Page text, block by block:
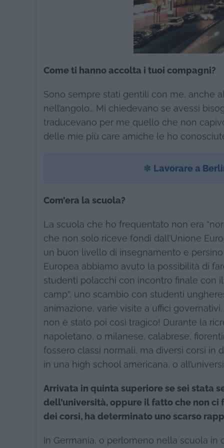
Come ti hanno accolta i tuoi compagni?
Sono sempre stati gentili con me, anche
nell’angolo… Mi chiedevano se avessi
traducevano per me quello che non
delle mie più care amiche le ho
✽ Lavorare a
Com’era la scuola?
La scuola che ho frequentato non era
che non solo riceve fondi dall’Unione
un buon livello di insegnamento e
Europea abbiamo avuto la possibilità di
studenti polacchi con incontro finale con
camp”, uno scambio con studenti
animazione, varie visite a uffici
non è stato poi così tragico! Durante la
napoletano, o milanese, calabrese,
fossero classi normali, ma diversi corsi in
in una high school americana, o
Arrivata in quinta superiore se sei stata
dell’università, oppure il fatto che non
dei corsi, ha determinato uno scarso
In Germania, o perlomeno nella scuola